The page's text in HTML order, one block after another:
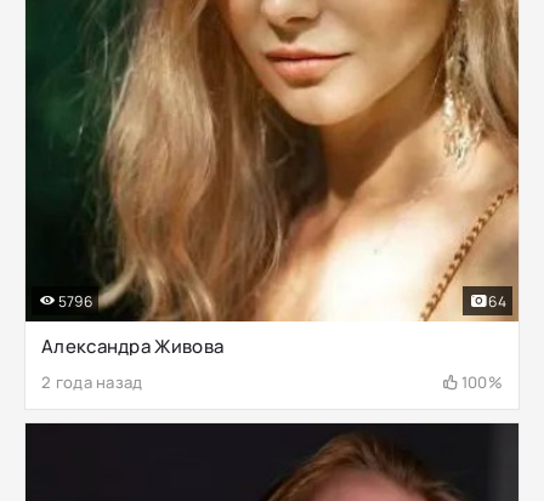
Александра Живова
2 года назад 100%
5796 64